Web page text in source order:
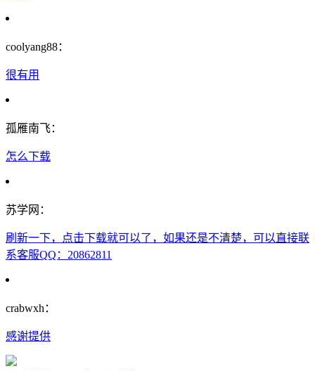
coolyang88：
很有用
孤雁南飞：
怎么下载
苏学网：
刷新一下，点击下载就可以了，如果还是不清楚，可以直接联
系客服QQ：20862811
crabwxh：
感谢提供